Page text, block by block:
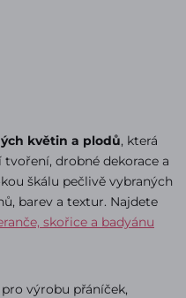
květin a plodů, která
drobné dekorace a
škálu pečlivě vybraných
barev a textur. Najdete
skořice a badyánu
výrobu přáníček,